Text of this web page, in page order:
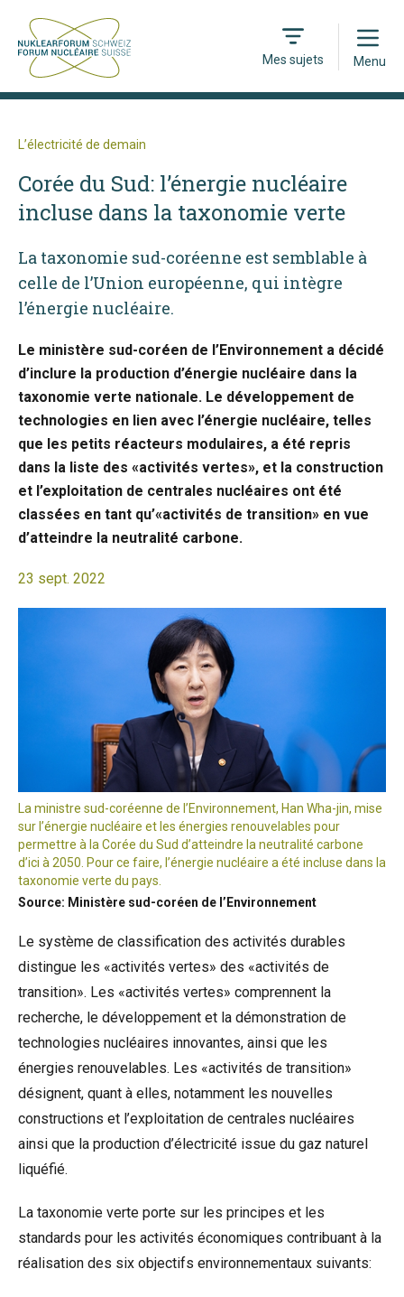
Mes sujets
Open
Menu
L’électricité de demain
Corée du Sud: l’énergie nucléaire
incluse dans la taxonomie verte
La taxonomie sud-coréenne est semblable à
celle de l’Union européenne, qui intègre
l’énergie nucléaire.
Le ministère sud-coréen de l’Environnement a décidé
d’inclure la production d’énergie nucléaire dans la
taxonomie verte nationale. Le développement de
technologies en lien avec l’énergie nucléaire, telles
que les petits réacteurs modulaires, a été repris
dans la liste des «activités vertes», et la construction
et l’exploitation de centrales nucléaires ont été
classées en tant qu’«activités de transition» en vue
d’atteindre la neutralité carbone.
23 sept. 2022
La ministre sud-coréenne de l’Environnement, Han Wha-jin, mise
sur l’énergie nucléaire et les énergies renouvelables pour
permettre à la Corée du Sud d’atteindre la neutralité carbone
d’ici à 2050. Pour ce faire, l’énergie nucléaire a été incluse dans la
taxonomie verte du pays.
Source: Ministère sud-coréen de l’Environnement
Le système de classification des activités durables
distingue les «activités vertes» des «activités de
transition». Les «activités vertes» comprennent la
recherche, le développement et la démonstration de
technologies nucléaires innovantes, ainsi que les
énergies renouvelables. Les «activités de transition»
désignent, quant à elles, notamment les nouvelles
constructions et l’exploitation de centrales nucléaires
ainsi que la production d’électricité issue du gaz naturel
liquéfié.
La taxonomie verte porte sur les principes et les
standards pour les activités économiques contribuant à la
réalisation des six objectifs environnementaux suivants: